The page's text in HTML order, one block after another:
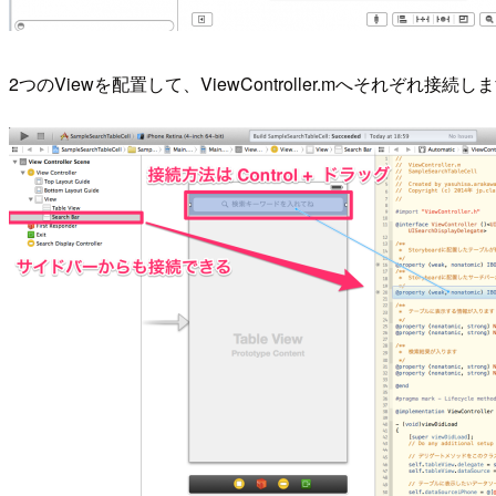
2つのViewを配置して、ViewController.mへそれぞれ接続し